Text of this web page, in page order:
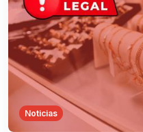
Noticias